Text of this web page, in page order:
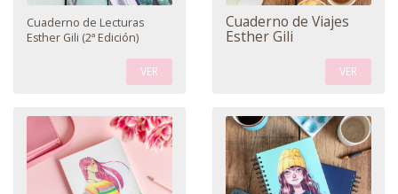
Cuaderno de Lecturas
Esther Gili (2ª Edición)
VER
Cuaderno de Viajes
Esther Gili
VER